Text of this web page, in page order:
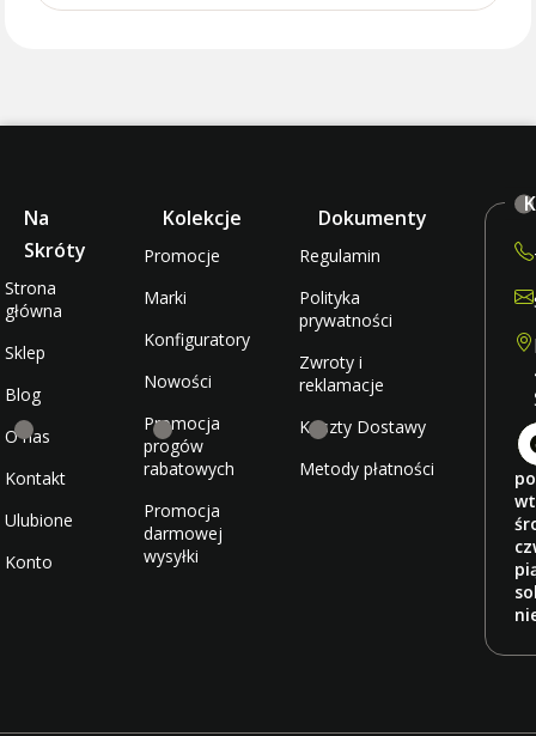
Na
Skróty
Strona
główna
Sklep
Blog
O nas
Kontakt
Ulubione
Konto
Kolekcje
Promocje
Marki
Konfiguratory
Nowości
Promocja
progów
rabatowych
Promocja
darmowej
wysyłki
Dokumenty
Regulamin
Polityka
prywatności
Zwroty i
reklamacje
Koszty Dostawy
Metody płatności